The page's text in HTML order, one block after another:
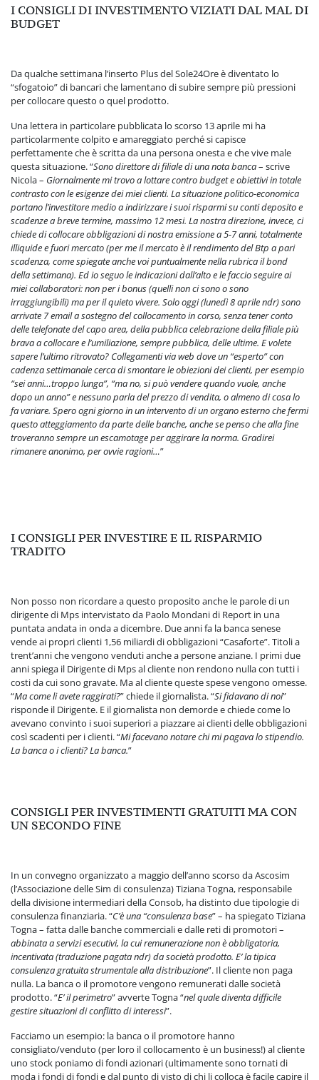
I CONSIGLI DI INVESTIMENTO VIZIATI DAL MAL DI
BUDGET
Da qualche settimana l’inserto Plus del Sole24Ore è diventato lo
“sfogatoio” di bancari che lamentano di subire sempre più pressioni
per collocare questo o quel prodotto.
Una lettera in particolare pubblicata lo scorso 13 aprile mi ha
particolarmente colpito e amareggiato perché si capisce
perfettamente che è scritta da una persona onesta e che vive male
questa situazione. “Sono direttore di filiale di una nota banca– scrive
Nicola – Giornalmente mi trovo a lottare contro budget e obiettivi in totale
contrasto con le esigenze dei miei clienti. La situazione politico-economica
portano l’investitore medio a indirizzare i suoi risparmi su conti deposito e
scadenze a breve termine, massimo 12 mesi. La nostra direzione, invece, ci
chiede di collocare obbligazioni di nostra emissione a 5-7 anni, totalmente
illiquide e fuori mercato (per me il mercato è il rendimento del Btp a pari
scadenza, come spiegate anche voi puntualmente nella rubrica il bond
della settimana). Ed io seguo le indicazioni dall’alto e le faccio seguire ai
miei collaboratori: non per i bonus (quelli non ci sono o sono
irraggiungibili) ma per il quieto vivere. Solo oggi (lunedì 8 aprile ndr) sono
arrivate 7 email a sostegno del collocamento in corso, senza tener conto
delle telefonate del capo area, della pubblica celebrazione della filiale più
brava a collocare e l’umiliazione, sempre pubblica, delle ultime. E volete
sapere l’ultimo ritrovato? Collegamenti via web dove un “esperto” con
cadenza settimanale cerca di smontare le obiezioni dei clienti, per esempio
“sei anni…troppo lunga”, “ma no, si può vendere quando vuole, anche
dopo un anno” e nessuno parla del prezzo di vendita, o almeno di cosa lo
fa variare. Spero ogni giorno in un intervento di un organo esterno che fermi
questo atteggiamento da parte delle banche, anche se penso che alla fine
troveranno sempre un escamotage per aggirare la norma. Gradirei
rimanere anonimo, per ovvie ragioni…”
I CONSIGLI PER INVESTIRE E IL RISPARMIO
TRADITO
Non posso non ricordare a questo proposito anche le parole di un
dirigente di Mps intervistato da Paolo Mondani di Report in una
puntata andata in onda a dicembre. Due anni fa la banca senese
vende ai propri clienti 1,56 miliardi di obbligazioni “Casaforte”. Titoli a
trent’anni che vengono venduti anche a persone anziane. I primi due
anni spiega il Dirigente di Mps al cliente non rendono nulla con tutti i
costi da cui sono gravate. Ma al cliente queste spese vengono omesse.
“Ma come li avete raggirati?” chiede il giornalista. “Si fidavano di noi”
risponde il Dirigente. E il giornalista non demorde e chiede come lo
avevano convinto i suoi superiori a piazzare ai clienti delle obbligazioni
così scadenti per i clienti. “Mi facevano notare chi mi pagava lo stipendio.
La banca o i clienti? La banca.”
CONSIGLI PER INVESTIMENTI GRATUITI MA CON
UN SECONDO FINE
In un convegno organizzato a maggio dell’anno scorso da Ascosim
(l’Associazione delle Sim di consulenza) Tiziana Togna, responsabile
della divisione intermediari della Consob, ha distinto due tipologie di
consulenza finanziaria. “C’è una “consulenza base” – ha spiegato Tiziana
Togna – fatta dalle banche commerciali e dalle reti di promotori –
abbinata a servizi esecutivi, la cui remunerazione non è obbligatoria,
incentivata (traduzione pagata ndr) da società prodotto. E’ la tipica
consulenza gratuita strumentale alla distribuzione”. Il cliente non paga
nulla. La banca o il promotore vengono remunerati dalle società
prodotto. “E’ il perimetro” avverte Togna “nel quale diventa difficile
gestire situazioni di conflitto di interessi”.
Facciamo un esempio: la banca o il promotore hanno
consigliato/venduto (per loro il collocamento è un business!) al cliente
uno stock poniamo di fondi azionari (ultimamente sono tornati di
moda i fondi di fondi e dal punto di visto di chi li colloca è facile capire il